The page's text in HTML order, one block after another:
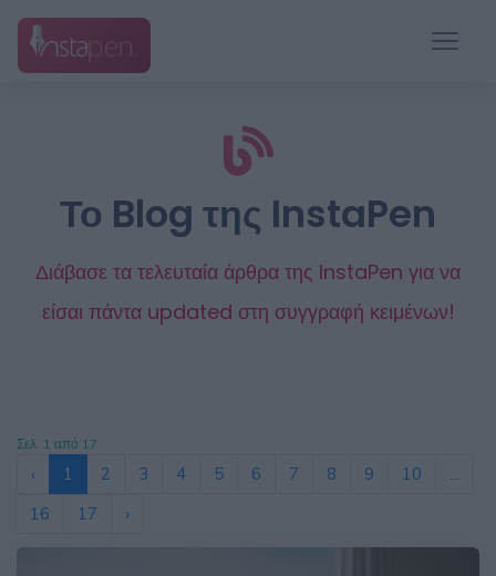
Το Blog της InstaPen
Διάβασε τα τελευταία άρθρα της InstaPen για να
είσαι πάντα updated στη συγγραφή κειμένων!
Σελ. 1 από 17
‹ 1 2 3 4 5 6 7 8 9 10
...
16
17 ›